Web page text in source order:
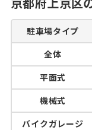
駐車場タイプ
全体
平面式
機械式
バイクガレージ